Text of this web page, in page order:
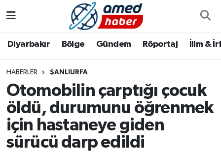
Diyarbakır Bölge Gündem Röportaj İlim &
HABERLER ŞANLIURFA
Otomobilin çarptığı çocuk
öldü, durumunu öğrenmek
için hastaneye giden
sürücü darp edildi
Bölge
Röportaj
Foto Galeri
Yazarlar
Aile
Asayiş
Bilim & Teknoloji
Bölge
Diyarbakır Hava Durumu
Diyarbakır Namaz Vakitleri
Diyarbakır Trafik Yoğunluk Haritası
Süper Lig Puan Durumu ve Fikstür